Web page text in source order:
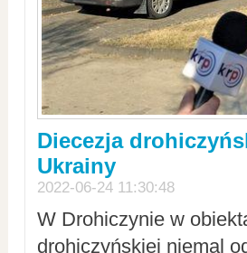
Diecezja
Ukrainy
2022-06-24 11:30:48
W Drohiczynie w
drohiczyńskiej niemal